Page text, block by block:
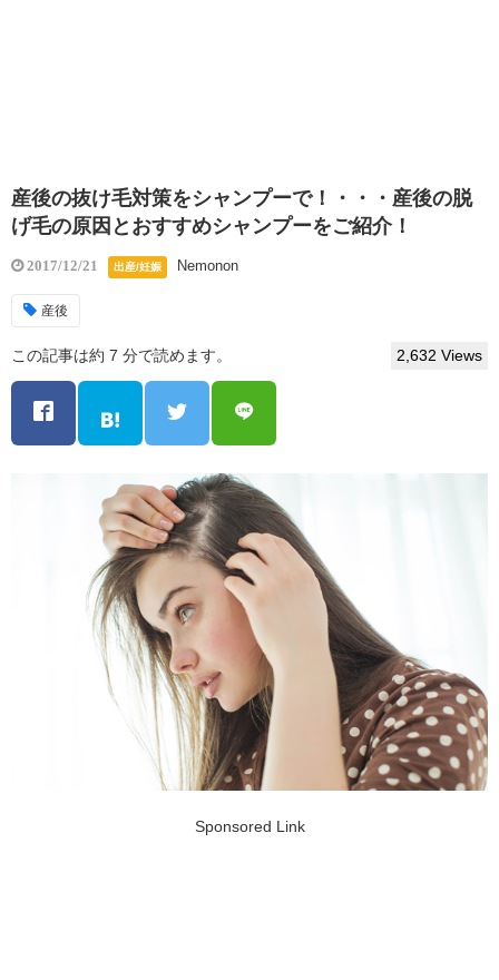
産後の抜け毛対策をシャンプーで！・・・産後の脱
げ毛の原因とおすすめシャンプーをご紹介！
2017/12/21 出産/妊娠 Nemonon
産後
この記事は約 7 分で読めます。 2,632 Views
Sponsored Link